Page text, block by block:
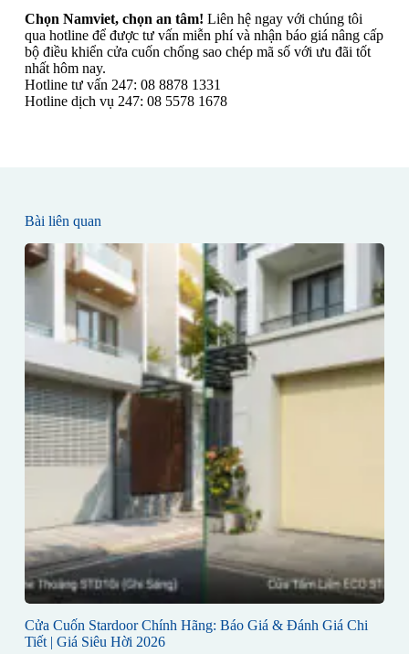
Chọn Namviet, chọn an tâm! Liên hệ ngay với chúng tôi
qua hotline để được tư vấn miễn phí và nhận báo giá nâng cấp
bộ điều khiển cửa cuốn chống sao chép mã số với ưu đãi tốt
nhất hôm nay.
Hotline tư vấn 247: 08 8878 1331
Hotline dịch vụ 247: 08 5578 1678
Bài liên quan
Cửa Cuốn Stardoor Chính Hãng: Báo Giá & Đánh Giá Chi
Tiết | Giá Siêu Hời 2026